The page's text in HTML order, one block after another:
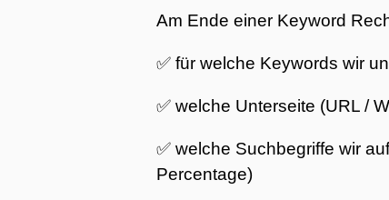
Am Ende einer Keyword
✅ für welche Keywords wir
✅ welche Unterseite (URL /
✅ welche Suchbegriffe wir
Percentage)